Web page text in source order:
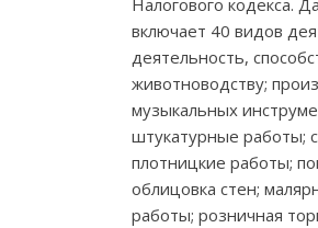
включает 40 видов
деятельность,
животноводству;
музыкальных
штукатурные работы;
плотницкие работы;
облицовка стен;
работы; розничная